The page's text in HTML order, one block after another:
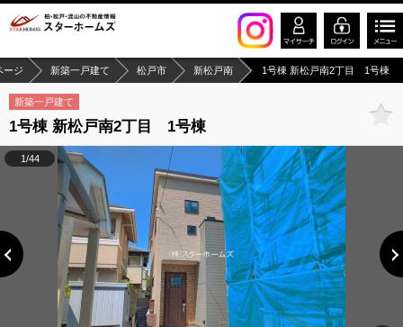
ージ 新築一戸建て 松戸市 新松戸南 1号棟 新松戸南2丁目 1号棟
新築一戸建て
1号棟 新松戸南2丁目 1号棟
1/44